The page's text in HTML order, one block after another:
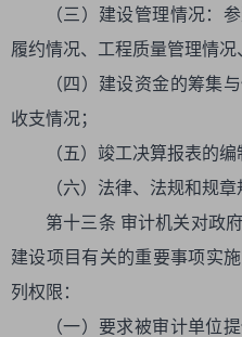
（三）建设管理情况：
履约情况、工程质量管理情况
（四）建设资金的筹集
收支情况；
（五）竣工决算报表的
（六）法律、法规和规
第十三条 审计机关对政
建设项目有关的重要事项实
列权限：
（一）要求被审计单位